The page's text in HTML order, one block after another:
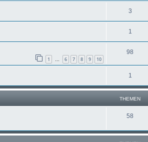
3
1
1 … 6 7 8 9 10
98
1
THEMEN
58